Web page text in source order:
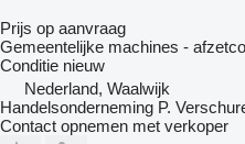
Prijs op aanvraag
Gemeentelijke machines -
Conditie nieuw
Nederland, Waalwijk
Handelsonderneming P.
Contact opnemen met verkoper